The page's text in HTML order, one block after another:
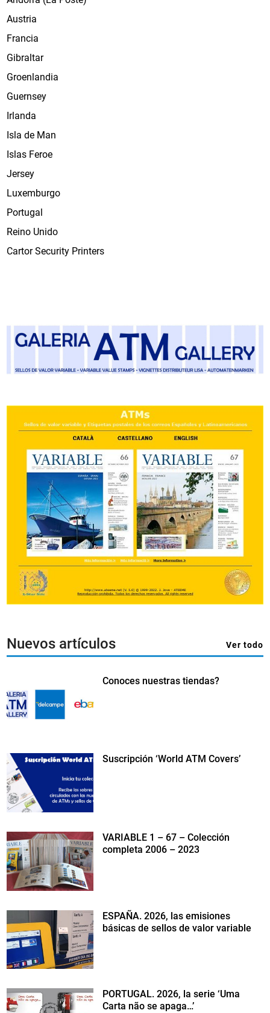
Austria
Francia
Gibraltar
Groenlandia
Guernsey
Irlanda
Isla de Man
Islas Feroe
Jersey
Luxemburgo
Portugal
Reino Unido
Cartor Security Printers
Nuevos artículos Ver todo
Conoces nuestras tiendas?
Suscripción ‘World ATM Covers’
VARIABLE 1 – 67 – Colección
completa 2006 – 2023
ESPAÑA. 2026, las emisiones
básicas de sellos de valor variable
PORTUGAL. 2026, la serie ‘Uma
Carta não se apaga…’